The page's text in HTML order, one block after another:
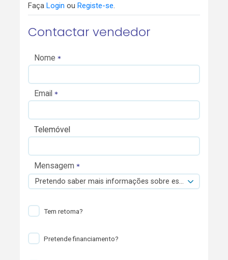
Faça Login ou Registe-se.
Contactar vendedor
Nome
Email
Telemóvel
Mensagem
Pretendo saber mais informações sobre esta viatura.
Tem retoma?
Pretende financiamento?